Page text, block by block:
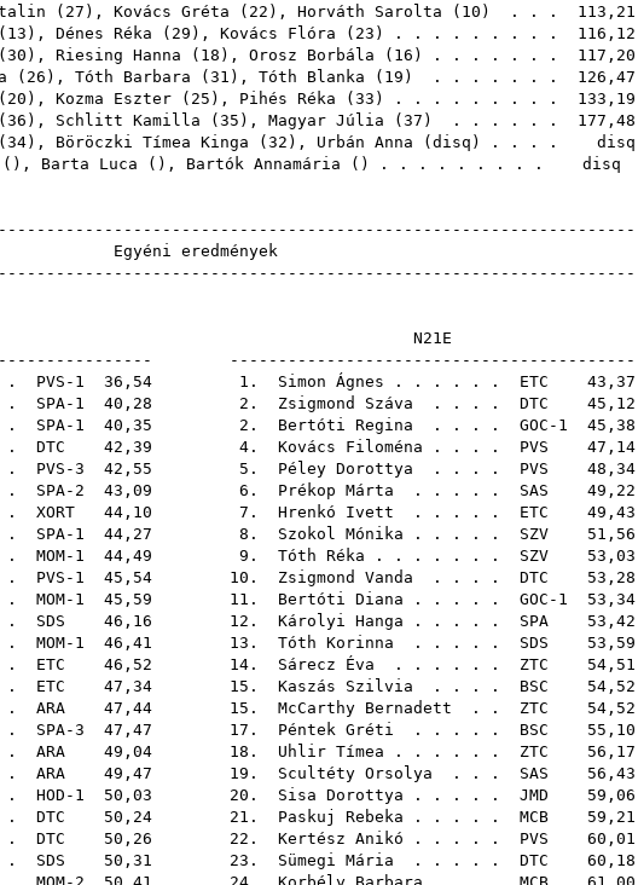
( 27 ), Kovács Gréta ( 22 ), Horváth Sarolta ( 10 ) . . . 113,21
13 ), Dénes Réka ( 29 ), Kovács Flóra ( 23 ) . . . . . . . . . 116,12
30 ), Riesing Hanna ( 18 ), Orosz Borbála ( 16 ) . . . . . . . 117,20
( 26 ), Tóth Barbara ( 31 ), Tóth Blanka ( 19 ) . . . . . . . 126,47
20 ), Kozma Eszter ( 25 ), Pihés Réka ( 33 ) . . . . . . . . . 133,19
36 ), Schlitt Kamilla ( 35 ), Magyar Júlia ( 37 ) . . . . . . 177,48
34), Böröczki Tímea Kinga ( 32 ), Urbán Anna ( disq ) . . . . disq
(), Barta Luca (), Bartók Annamária () . . . . . . . . . disq
Egyéni eredmények
N21E
------------------------------------------
PVS-1 36,54 1. Simon Ágnes . . . . . . ETC 43,37
SPA-1 40,28 2. Zsigmond Száva . . . . DTC 45,12
. SPA-1 40,35 2. Bertóti Regina . . . . GOC-1 45,38
. DTC 42,39 4. Kovács Filoména . . . . PVS 47,14
. PVS-3 42,55 5. Péley Dorottya . . . . PVS 48,34
. SPA-2 43,09 6. Prékop Márta . . . . . SAS 49,22
. XORT 44,10 7. Hrenkó Ivett . . . . . ETC 49,43
. SPA-1 44,27 8. Szokol Mónika . . . . . SZV 51,56
MOM-1 44,49 9. Tóth Réka . . . . . . . SZV 53,03
PVS-1 45,54 10. Zsigmond Vanda . . . . DTC 53,28
MOM-1 45,59 11. Bertóti Diana . . . . . GOC-1 53,34
. SDS 46,16 12. Károlyi Hanga . . . . . SPA 53,42
MOM-1 46,41 13. Tóth Korinna . . . . . SDS 53,59
. ETC 46,52 14. Sárecz Éva . . . . . . ZTC 54,51
. ETC 47,34 15. Kaszás Szilvia . . . . BSC 54,52
. ARA 47,44 15. McCarthy Bernadett . . ZTC 54,52
SPA-3 47,47 17. Péntek Gréti . . . . . BSC 55,10
. ARA 49,04 18. Uhlir Tímea . . . . . . ZTC 56,17
. ARA 49,47 19. Scultéty Orsolya . . . SAS 56,43
HOD-1 50,03 20. Sisa Dorottya . . . . . JMD 59,06
. DTC 50,24 21. Paskuj Rebeka . . . . . MCB 59,21
. DTC 50,26 22. Kertész Anikó . . . . . PVS 60,01
. SDS 50,31 23. Sümegi Mária . . . . . DTC 60,18